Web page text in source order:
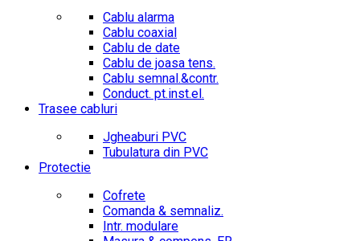
Cablu alarma
Cablu coaxial
Cablu de date
Cablu de joasa tens.
Cablu semnal.&contr.
Conduct. pt.inst.el.
Trasee cabluri
Jgheaburi PVC
Tubulatura din PVC
Protectie
Cofrete
Comanda & semnaliz.
Intr. modulare